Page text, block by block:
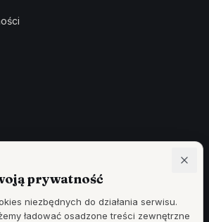
prywatność
niezbędnych do działania serwisu.
ładować osadzone treści zewnętrzne